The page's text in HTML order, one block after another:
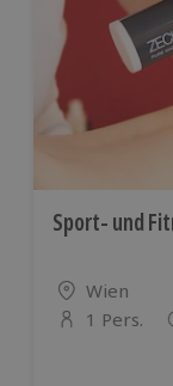
Sport- und
Standort
Wien
Anzahl der
1 Pers.